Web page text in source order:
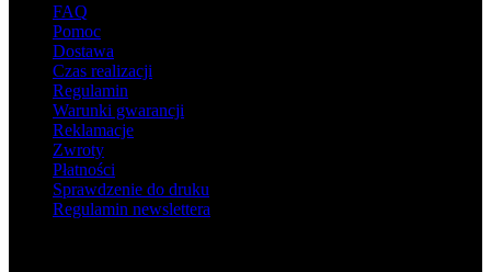
FAQ
Pomoc
Dostawa
Czas realizacji
Regulamin
Warunki gwarancji
Reklamacje
Zwroty
Płatności
Sprawdzenie do druku
Regulamin newslettera